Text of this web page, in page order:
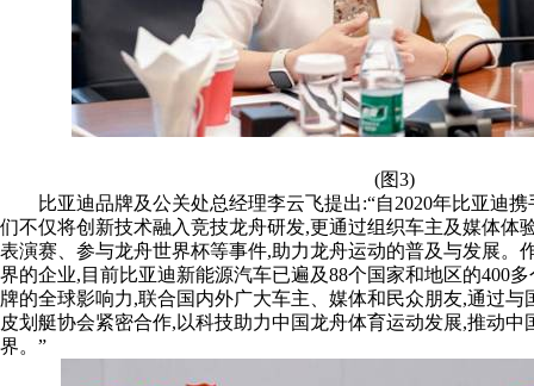
(图3)
比亚迪品牌及公关处总经理李云飞提出:“自2020年比亚迪
们不仅将创新技术融入竞技龙舟研发,更通过组织车主及媒体体
表演赛、参与龙舟世界杯等事件,助力龙舟运动的普及与发展。
界的企业,目前比亚迪新能源汽车已遍及88个国家和地区的400
牌的全球影响力,联合国内外广大车主、媒体和民众朋友,通过与
皮划艇协会紧密合作,以科技助力中国龙舟体育运动发展,推动中
界。”